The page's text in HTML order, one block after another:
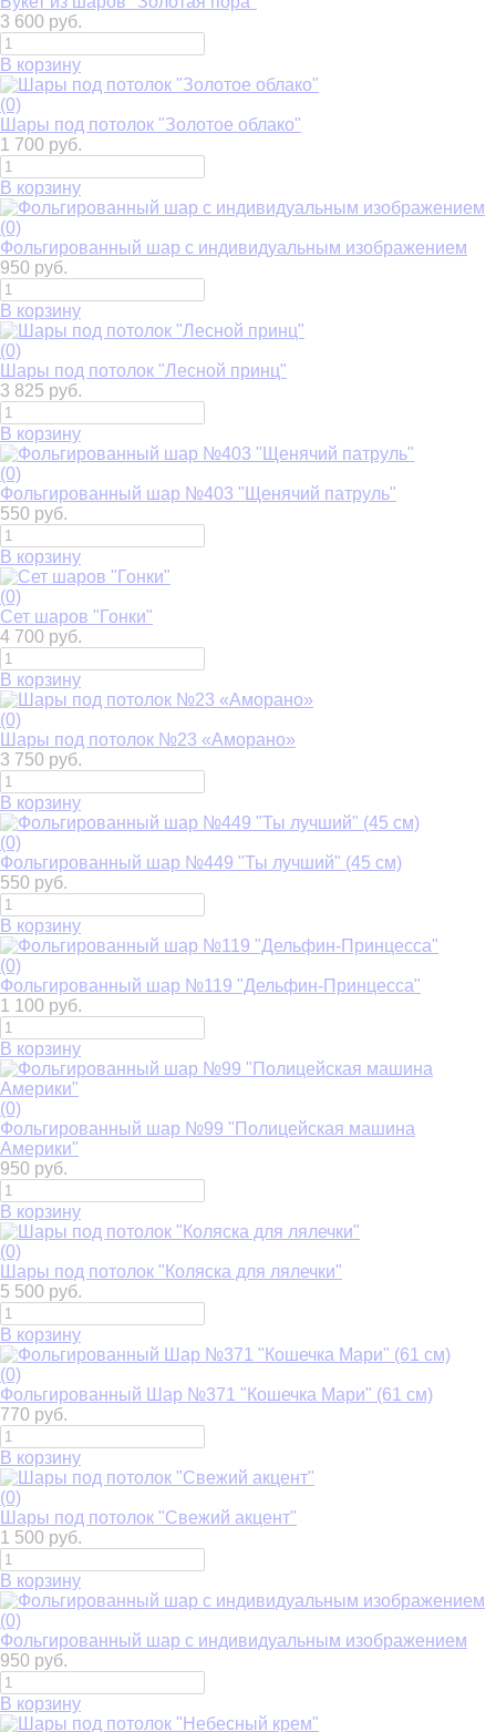
3 600 руб.
В корзину
(0)
Шары под потолок "Золотое облако"
1 700 руб.
В корзину
(0)
Фольгированный шар с индивидуальным изображением
950 руб.
В корзину
(0)
Шары под потолок "Лесной принц"
3 825 руб.
В корзину
(0)
Фольгированный шар №403 "Щенячий патруль"
550 руб.
В корзину
(0)
Сет шаров "Гонки"
4 700 руб.
В корзину
(0)
Шары под потолок №23 «Аморано»
3 750 руб.
В корзину
(0)
Фольгированный шар №449 "Ты лучший" (45 см)
550 руб.
В корзину
(0)
Фольгированный шар №119 "Дельфин-Принцесса"
1 100 руб.
В корзину
(0)
Фольгированный шар №99 "Полицейская машина
Америки"
950 руб.
В корзину
(0)
Шары под потолок "Коляска для лялечки"
5 500 руб.
В корзину
(0)
Фольгированный Шар №371 "Кошечка Мари" (61 см)
770 руб.
В корзину
(0)
Шары под потолок "Свежий акцент"
1 500 руб.
В корзину
(0)
Фольгированный шар с индивидуальным изображением
950 руб.
В корзину